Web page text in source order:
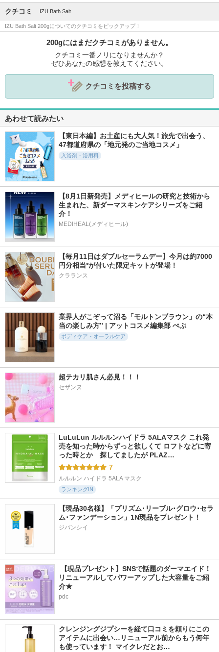
クチコミ IZU Bath Salt
IZU Bath Salt 200gについてのクチコミをピックアップ！
200gにはまだクチコミがありません。
クチコミ一番ノリになりませんか？
ぜひあなたの感想を教えてください。
クチコミを投稿する
あわせて読みたい
【東日本編】お土産にも大人気！旅先で出会う、
47都道府県の「地元発のご当地コスメ」
入浴剤・浴用料
【8月1日新発売】メディヒールの研究と技術から
生まれた、新ダーマスキンケアシリーズをご紹
介！
MEDIHEAL(メディヒール)
【毎月11日はダブルセーラムデー】今月は約7000
円分相当*が付いた限定キットが登場！
クラランス
業界人がこぞって沼る「モルトンブラウン」の“本
当の楽しみ方” | アットコスメ編集部 ぺぷ
ボディケア・オーラルケア
超テカリ肌さん必見！！！
セザンヌ
LuLuLun ルルルンハイドラ 5ALAマスク これ発
売を知った時からずっと欲しくて ロフトなどに寄
った時とか　探してましたが PLAZ…
7
ルルルン ハイドラ 5ALA マスク
ランキングIN
【現品30名様】「プリズム･リーブル･グロウ･セラ
ジバンシイ
【現品プレゼント】SNSで話題のダーマエイド！
リニューアルしてパワーアップした大容量をご紹
介★
pdc
クレンジングジプシーを経て口コミを頼りにこの
アイテムに出会い…リニューアル前からもう何年
も使っています！ マイクレだとお…